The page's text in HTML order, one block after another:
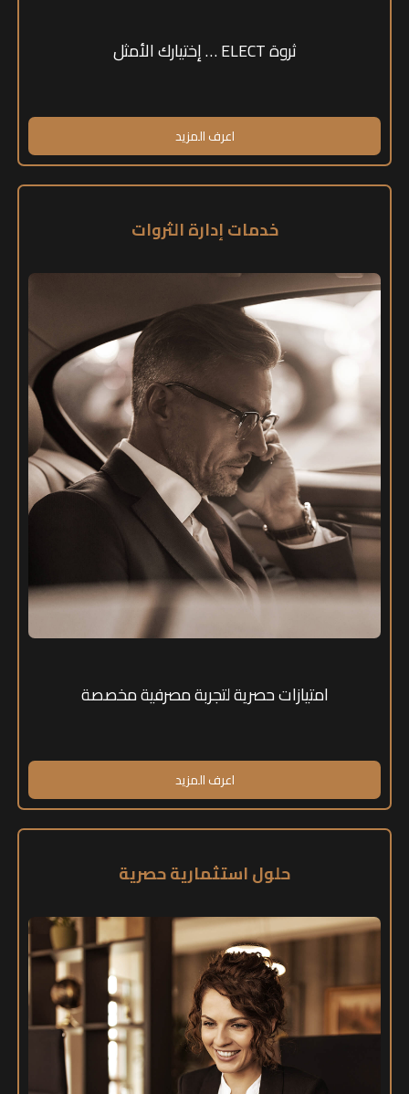
ثروة ELECT … إختيارك الأمثل
اعرف المزيد
خدمات إدارة الثروات
امتيازات حصرية لتجربة مصرفية مخصصة
اعرف المزيد
حلول استثمارية حصرية